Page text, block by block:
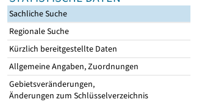
Sachliche Suche
Regionale Suche
Kürzlich bereitgestellte Daten
Allgemeine Angaben, Zuordnungen
Gebietsveränderungen,
Änderungen zum Schlüsselverzeichnis